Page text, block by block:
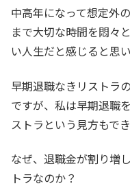
中高年になって想定外
まで大切な時間を悶々
い人生だと感じると思い
早期退職なきリストラ
ですが、私は早期退職
ストラという見方もでき
なぜ、退職金が割り増
トラなのか？